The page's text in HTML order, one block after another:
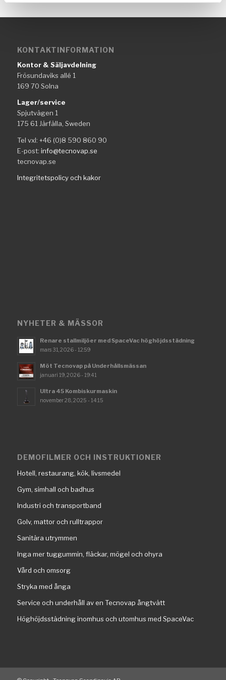
KONTAKTINFORMATION
Kontor & Säljavdelning
Frösundaviks allé 1
169 70 Solna
Lager/service
Spjutvägen 1
175 61 Järfälla, Sweden
Tel vxl: +46 (0)8 590 860 90
E-post: info@tecnovap.se
tecnovap.se
Integritetspolicy och kakor
NYHETER & MÄSSOR
Renare stallmiljöer med SpaceVac höghöjdsstädning
mars 31, 2026 - 12:59
Möt Tecnovap på Underhållsmässan
januari 19, 2026 - 19:41
Ultra 45 Kombiskurmaskin
november 28, 2025 - 14:15
DEMOFILMER OCH INSTRUKTIONER
Hotell, restaurang, kök, livsmedel
Gym, simhall och badhus
Industri och transportband
Golv, mattor och rulltrappor
Sanitära utrymmen
Inga mer tuggummin, fläckar, mögel och ohyra
Vård och omsorg
Stryka med ånga
Service och underhåll av en Tecnovap ångtvätt
Höghöjdsstädning inomhus och utomhus med SpaceVac